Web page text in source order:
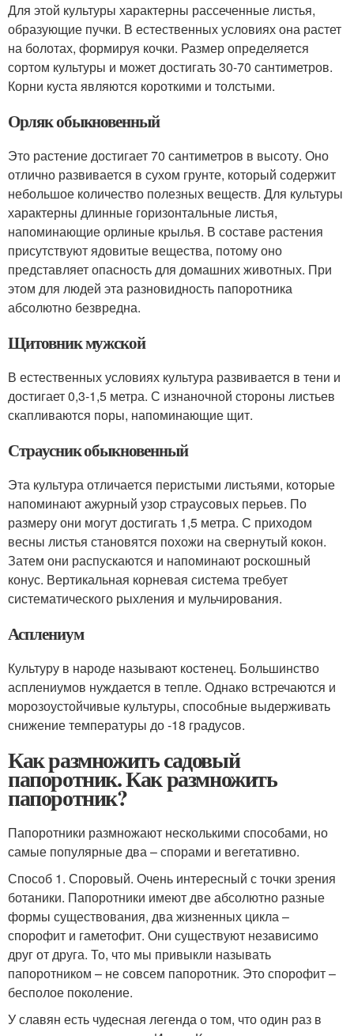
Для этой культуры характерны рассеченные листья,
образующие пучки. В естественных условиях она растет
на болотах, формируя кочки. Размер определяется
сортом культуры и может достигать 30-70 сантиметров.
Корни куста являются короткими и толстыми.
Орляк обыкновенный
Это растение достигает 70 сантиметров в высоту. Оно
отлично развивается в сухом грунте, который содержит
небольшое количество полезных веществ. Для культуры
характерны длинные горизонтальные листья,
напоминающие орлиные крылья. В составе растения
присутствуют ядовитые вещества, потому оно
представляет опасность для домашних животных. При
этом для людей эта разновидность папоротника
абсолютно безвредна.
Щитовник мужской
В естественных условиях культура развивается в тени и
достигает 0,3-1,5 метра. С изнаночной стороны листьев
скапливаются поры, напоминающие щит.
Страусник обыкновенный
Эта культура отличается перистыми листьями, которые
напоминают ажурный узор страусовых перьев. По
размеру они могут достигать 1,5 метра. С приходом
весны листья становятся похожи на свернутый кокон.
Затем они распускаются и напоминают роскошный
конус. Вертикальная корневая система требует
систематического рыхления и мульчирования.
Асплениум
Культуру в народе называют костенец. Большинство
асплениумов нуждается в тепле. Однако встречаются и
морозоустойчивые культуры, способные выдерживать
снижение температуры до -18 градусов.
Как размножить садовый
папоротник. Как размножить
папоротник?
Папоротники размножают несколькими способами, но
самые популярные два – спорами и вегетативно.
Способ 1. Споровый. Очень интересный с точки зрения
ботаники. Папоротники имеют две абсолютно разные
формы существования, два жизненных цикла –
спорофит и гаметофит. Они существуют независимо
друг от друга. То, что мы привыкли называть
папоротником – не совсем папоротник. Это спорофит –
бесполое поколение.
У славян есть чудесная легенда о том, что один раз в